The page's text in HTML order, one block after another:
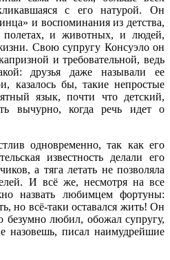
с его натурой. Он
и воспоминания из детства,
и животных, и людей,
Свою супругу Консуэло он
и требовательной, ведь
друзья даже называли ее
казалось бы, такие непростые
язык, почти что детский,
вычурно, когда речь идет о
одновременно, так как его
известность делали его
а тяга летать не позволяла
И всё же, несмотря на все
назвать любимцем фортуны:
но всё-таки оставался жить! Он
безумно любил, обожал супругу,
назовешь, писал наимудрейшие